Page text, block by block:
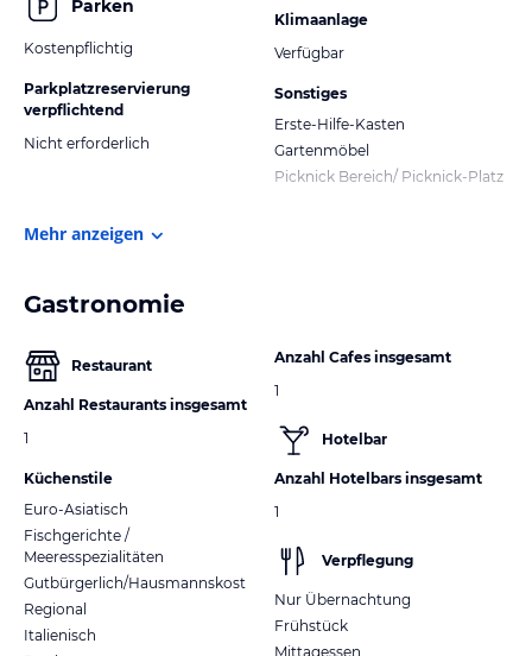
Parken
Kostenpflichtig
Parkplatzreservierung
verpflichtend
Nicht erforderlich
Klimaanlage
Verfügbar
Sonstiges
Erste-Hilfe-Kasten
Gartenmöbel
Picknick Bereich/ Picknick-Platz
Mehr anzeigen
Gastronomie
Restaurant
Anzahl Restaurants insgesamt
1
Küchenstile
Euro-Asiatisch
Fischgerichte /
Meeresspezialitäten
Gutbürgerlich/Hausmannskost
Regional
Italienisch
Anzahl Cafes insgesamt
1
Hotelbar
Anzahl Hotelbars insgesamt
1
Verpflegung
Nur Übernachtung
Frühstück
Mittagessen